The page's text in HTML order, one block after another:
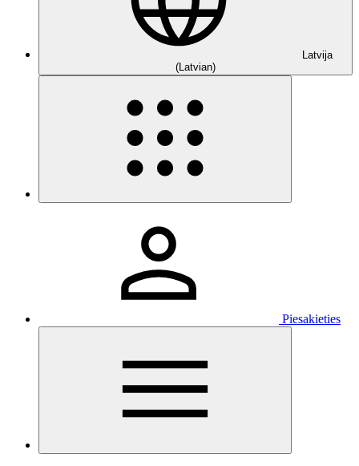
Latvija
(Latvian)
Piesakieties